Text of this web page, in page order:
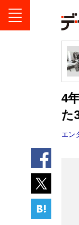
4
た
エン